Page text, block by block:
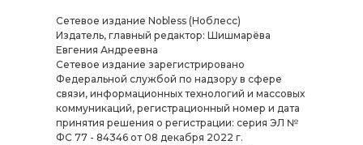
Сетевое издание Nobless (Ноблесс)
Издатель, главный редактор: Шишмарёва
Евгения Андреевна
Cетевое издание зарегистрировано
Федеральной службой по надзору в сфере
связи, информационных технологий и массовых
коммуникаций, регистрационный номер и дата
принятия решения о регистрации: серия ЭЛ №
ФС 77 - 84346 от 08 декабря 2022 г.